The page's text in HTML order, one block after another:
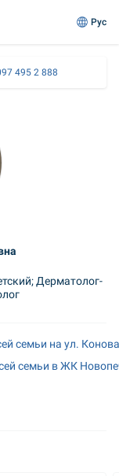
Рус
495 2 888
Дерматолог-
семьи на ул.
семьи в ЖК